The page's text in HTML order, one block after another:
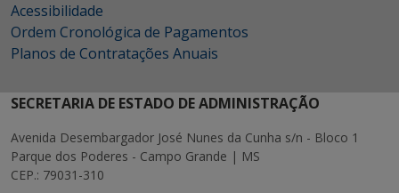
Acessibilidade
Ordem Cronológica de Pagamentos
Planos de Contratações Anuais
SECRETARIA DE ESTADO DE ADMINISTRAÇÃO
Avenida Desembargador José Nunes da Cunha s/n - Bloco 1
Parque dos Poderes - Campo Grande | MS
CEP.: 79031-310